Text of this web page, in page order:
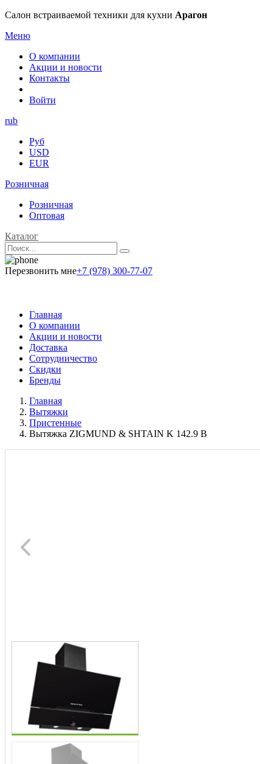
Салон встраиваемой техники для кухни Арагон
Меню
О компании
Акции и новости
Контакты
Войти
rub
Руб
USD
EUR
Розничная
Розничная
Оптовая
Каталог
Перезвонить мне+7 (978) 300-77-07
Главная
О компании
Акции и новости
Доставка
Сотрудничество
Скидки
Бренды
Главная
Вытяжки
Пристенные
Вытяжка ZIGMUND & SHTAIN K 142.9 B